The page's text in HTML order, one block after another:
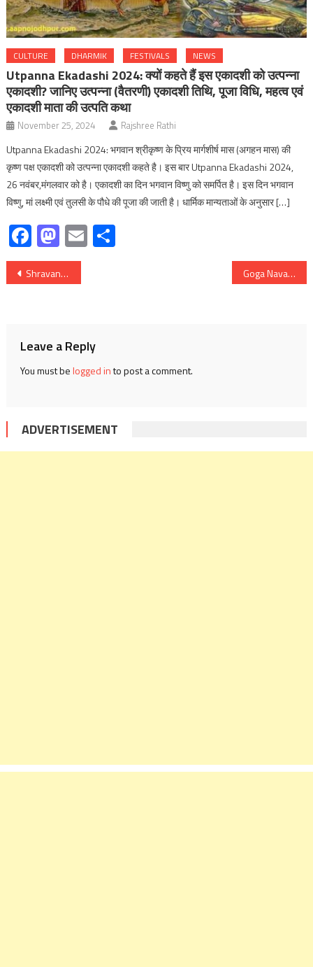
CULTURE DHARMIK FESTIVALS NEWS
Utpanna Ekadashi 2024: क्यों कहते हैं इस एकादशी को उत्पन्ना
एकादशी? जानिए उत्पन्ना (वैतरणी) एकादशी तिथि, पूजा विधि, महत्व एवं
एकादशी माता की उत्पति कथा
November 25, 2024 Rajshree Rathi
Utpanna Ekadashi 2024: भगवान श्रीकृष्ण के प्रिय मार्गशीर्ष मास (अगहन मास) की
कृष्ण पक्ष एकादशी को उत्पन्ना एकादशी कहते है। इस बार Utpanna Ekadashi 2024,
26 नवंबर,मंगलवार को है। एकादशी का दिन भगवान विष्णु को समर्पित है। इस दिन भगवान
विष्णु, मां लक्ष्मी एवं तुलसी के पौधे की पूजा की जाती है। धार्मिक मान्यताओं के अनुसार […]
Facebook
Mastodon
Email
Post
Shravan Putrada Ekadashi 2025: क्यों रखा जाता है सावन पुत्रदा एकादशी व्रत; जानिए व्रत-पूजन विधि, व्रत पारण मुहूर्त, कथा, महत्व एवं संतान गोपाल मंत्र Goga Navami 2025: क्यों मनाया जाता है गोगा नवमी पर्व, जानिए सर्पों के देवता ‘गोगा जी’ की पूजा विधि, जन्म कथा और महत्‍व
Leave a Reply
You must belogged into post a comment.
ADVERTISEMENT